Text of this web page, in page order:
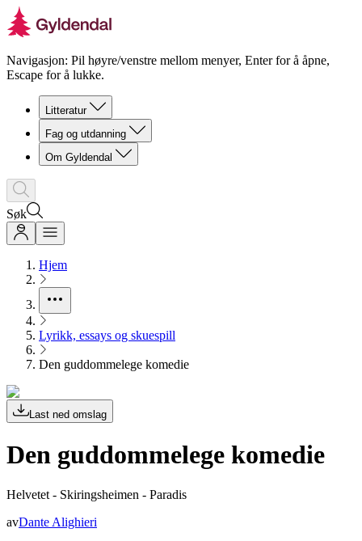
Navigasjon: Pil høyre/venstre mellom menyer, Enter for å åpne,
Escape for å lukke.
Litteratur
Fag og utdanning
Om Gyldendal
Søk
Hjem
Lyrikk, essays og skuespill
Den guddommelege komedie
Last ned omslag
Den guddommelege komedie
Helvetet - Skiringsheimen - Paradis
avDante Alighieri